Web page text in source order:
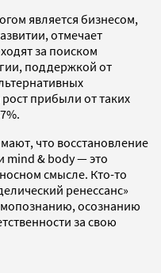
является бизнесом,
отмечает
за поиском
поддержкой от
прибыли от таких
что восстановление
mind & body — это
смысле. Кто-то
ренессанс»
осознанию
за свою